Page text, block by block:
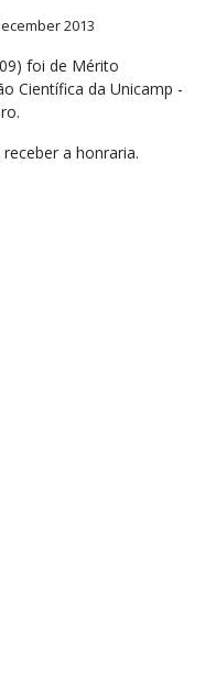
2013
foi de Mérito
Científica da Unicamp -
a honraria.